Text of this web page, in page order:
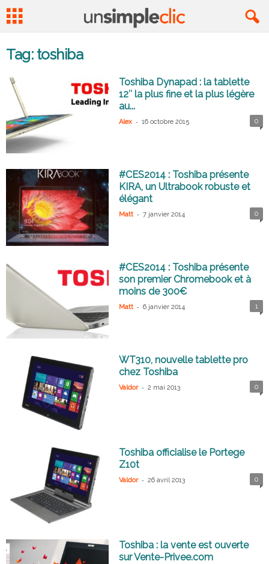
Tag: toshiba
Toshiba Dynapad : la tablette
12″ la plus fine et la plus légère
au...
Alex - 16 octobre 2015 0
#CES2014 : Toshiba présente
KIRA, un Ultrabook robuste et
élégant
Matt - 7 janvier 2014 0
#CES2014 : Toshiba présente
son premier Chromebook et à
moins de 300€
Matt - 6 janvier 2014 1
WT310, nouvelle tablette pro
chez Toshiba
Valdor - 2 mai 2013 0
Toshiba officialise le Portege
Z10t
Valdor - 26 avril 2013 0
Toshiba : la vente est ouverte
sur Vente-Privee.com